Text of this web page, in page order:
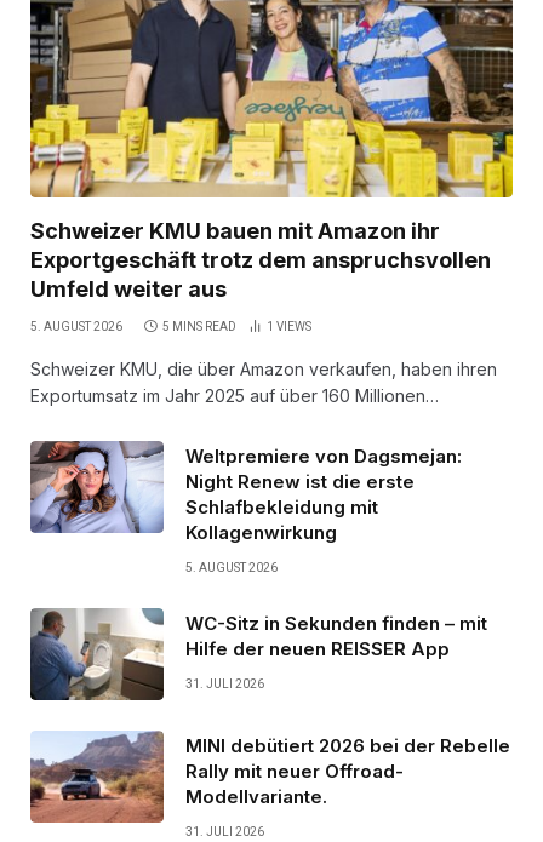
Schweizer KMU bauen mit Amazon ihr
Exportgeschäft trotz dem anspruchsvollen
Umfeld weiter aus
5. AUGUST 2026 5 MINS READ 1 VIEWS
Schweizer KMU, die über Amazon verkaufen, haben ihren
Exportumsatz im Jahr 2025 auf über 160 Millionen…
Weltpremiere von Dagsmejan:
Night Renew ist die erste
Schlafbekleidung mit
Kollagenwirkung
5. AUGUST 2026
WC-Sitz in Sekunden finden – mit
Hilfe der neuen REISSER App
31. JULI 2026
MINI debütiert 2026 bei der Rebelle
Rally mit neuer Offroad-
Modellvariante.
31. JULI 2026